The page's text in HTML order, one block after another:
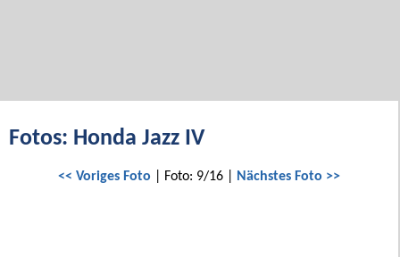
Fotos: Honda Jazz IV
<< Voriges Foto | Foto: 9/16 | Nächstes Foto >>